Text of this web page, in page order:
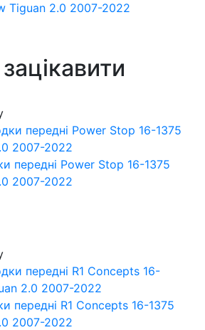
Tiguan 2.0 2007-2022
передні Power Stop 16-1375
2007-2022
передні R1 Concepts 16-1375
2007-2022